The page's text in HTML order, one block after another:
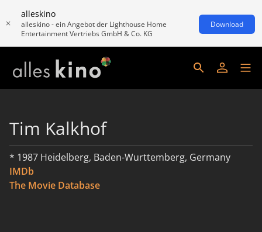
alleskino
alleskino - ein Angebot der Lighthouse Home
Entertainment Vertriebs GmbH & Co. KG
Download
Tim Kalkhof
* 1987 Heidelberg, Baden-Wurttemberg, Germany
IMDb
The Movie Database